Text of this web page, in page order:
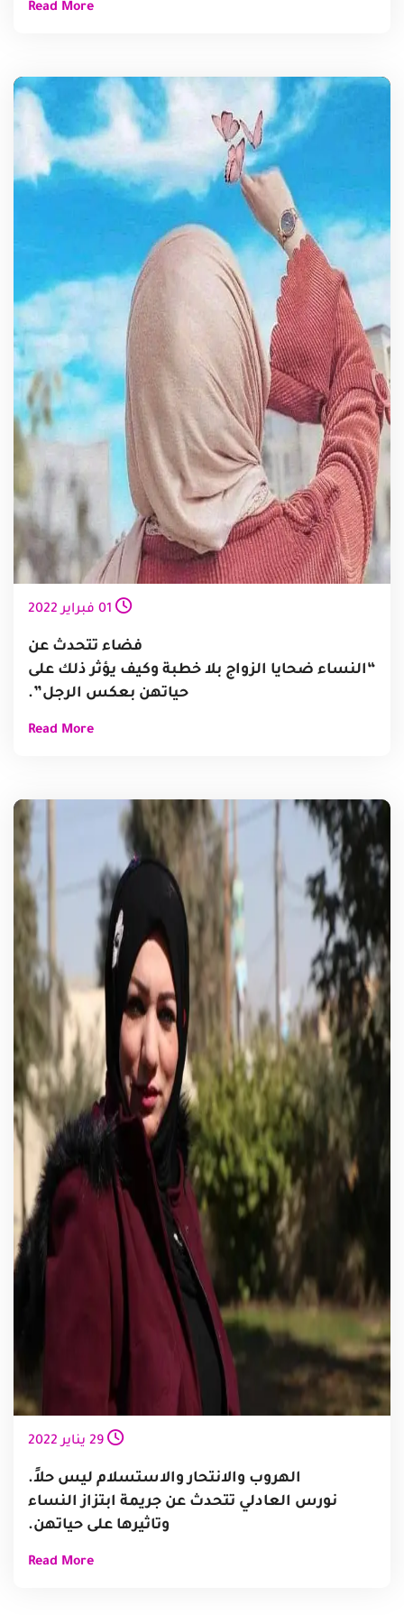
Read More
01 فبراير 2022
فضاء تتحدث عن
“النساء ضحايا الزواج بلا خطبة وكيف يؤثر ذلك على
حياتهن بعكس الرجل”.
Read More
29 يناير 2022
الهروب والانتحار والاستسلام ليس حلاً.
نورس العادلي تتحدث عن جريمة ابتزاز النساء
وتاثيرها على حياتهن.
Read More